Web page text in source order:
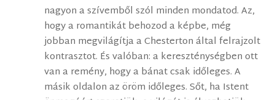
nagyon a szívemből szól minden mondatod. Az,
hogy a romantikát behozod a képbe, még
jobban megvilágítja a Chesterton által felrajzolt
kontrasztot. És valóban: a kereszténységben ott
van a remény, hogy a bánat csak időleges. A
másik oldalon az öröm időleges. Sőt, ha Istent